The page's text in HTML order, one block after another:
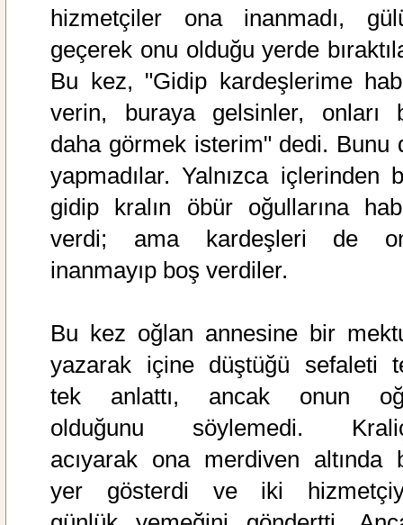
hizmetçiler ona inanmadı,
geçerek onu olduğu yerde
Bu kez, "Gidip kardeşlerime
verin, buraya gelsinler, onları
daha görmek isterim" dedi. Bunu
yapmadılar. Yalnızca içlerinden
gidip kralın öbür oğullarına
verdi; ama kardeşleri de
inanmayıp boş verdiler.
Bu kez oğlan annesine bir
yazarak içine düştüğü sefaleti
tek anlattı, ancak onun
olduğunu söylemedi.
acıyarak ona merdiven altında
yer gösterdi ve iki